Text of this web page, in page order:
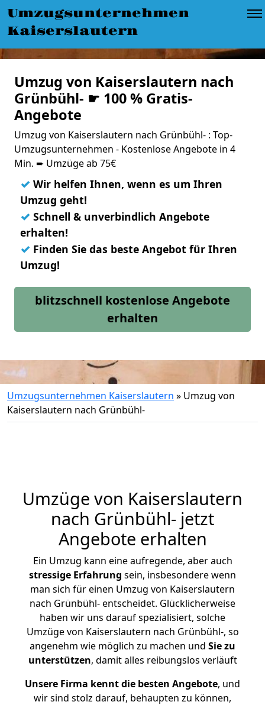
Umzugsunternehmen
Kaiserslautern
Umzug von Kaiserslautern nach
Grünbühl- ☛ 100 % Gratis-
Angebote
Umzug von Kaiserslautern nach Grünbühl- : Top-
Umzugsunternehmen - Kostenlose Angebote in 4
Min. ➨ Umzüge ab 75€
✓ Wir helfen Ihnen, wenn es um Ihren
Umzug geht!
✓ Schnell & unverbindlich Angebote
erhalten!
✓ Finden Sie das beste Angebot für Ihren
Umzug!
blitzschnell kostenlose Angebote
erhalten
Umzugsunternehmen Kaiserslautern » Umzug von
Kaiserslautern nach Grünbühl-
Umzüge von Kaiserslautern
nach Grünbühl- jetzt
Angebote erhalten
Ein Umzug kann eine aufregende, aber auch
stressige Erfahrung sein, insbesondere wenn
man sich für einen Umzug von Kaiserslautern
nach Grünbühl- entscheidet. Glücklicherweise
haben wir uns darauf spezialisiert, solche
Umzüge von Kaiserslautern nach Grünbühl-, so
angenehm wie möglich zu machen und Sie zu
unterstützen, damit alles reibungslos verläuft
Unsere Firma kennt die besten Angebote, und
wir sind stolz darauf, behaupten zu können,